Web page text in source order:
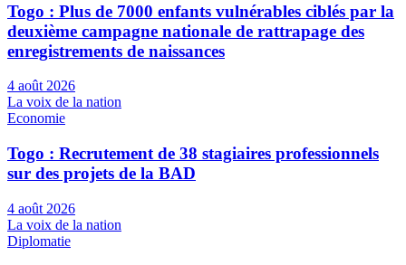
Togo : Plus de 7000 enfants vulnérables ciblés par la
deuxième campagne nationale de rattrapage des
enregistrements de naissances
4 août 2026
La voix de la nation
Economie
Togo : Recrutement de 38 stagiaires professionnels
sur des projets de la BAD
4 août 2026
La voix de la nation
Diplomatie